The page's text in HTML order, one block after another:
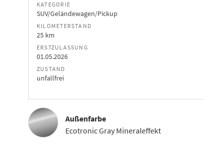
KATEGORIE
SUV/Geländewagen/Pickup
KILOMETERSTAND
25 km
ERSTZULASSUNG
01.05.2026
ZUSTAND
unfallfrei
Außenfarbe
Ecotronic Gray Mineraleffekt